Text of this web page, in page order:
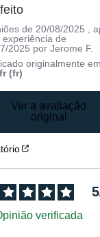
de 20/08/2025
,
experiência de
2025 porJerome F.
originalmente
(fr)
Ver a avaliação
original
5
verificada